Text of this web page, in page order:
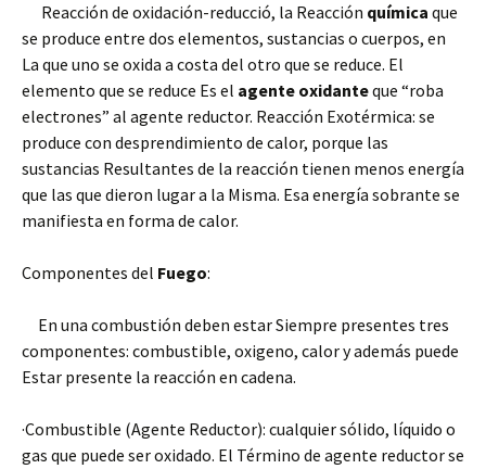
Reacción de oxidación-reducció, la Reacción química que
se produce entre dos elementos, sustancias o cuerpos, en
La que uno se oxida a costa del otro que se reduce. El
elemento que se reduce Es el agente oxidanteque “roba
electrones” al agente reductor. Reacción Exotérmica: se
produce con desprendimiento de calor, porque las
sustancias Resultantes de la reacción tienen menos energía
que las que dieron lugar a la Misma. Esa energía sobrante se
manifiesta en forma de calor.
Componentes del Fuego:
En una combustión deben estar Siempre presentes tres
componentes: combustible, oxigeno, calor y además puede
Estar presente la reacción en cadena.
·Combustible (Agente Reductor): cualquier sólido, líquido o
gas que puede ser oxidado. El Término de agente reductor se